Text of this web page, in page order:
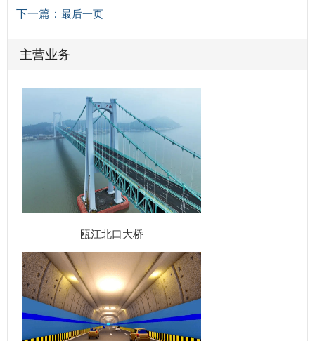
下一篇： 最后一页
主营业务
瓯江北口大桥